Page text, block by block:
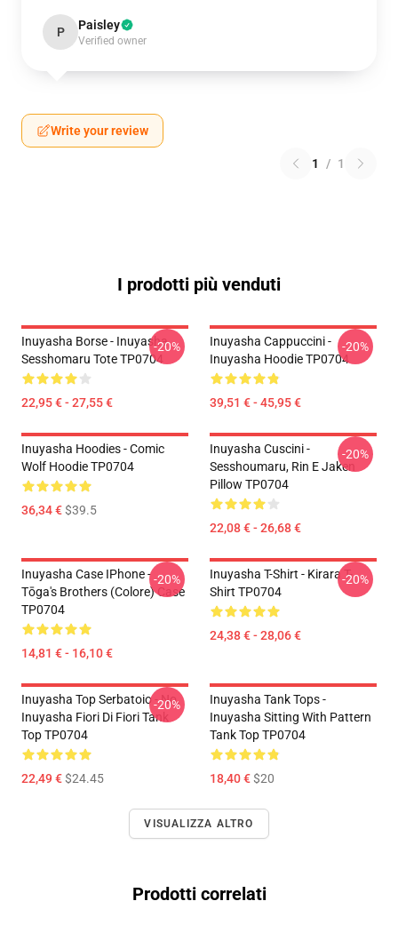
P Paisley
Verified owner
Write your review
1 / 1
I prodotti più venduti
Inuyasha Borse - Inuyasha
Sesshomaru Tote TP0704
22,95 € - 27,55 €
-20%
Inuyasha Cappuccini -
Inuyasha Hoodie TP0704
39,51 € - 45,95 €
-20%
Inuyasha Hoodies - Comic
Wolf Hoodie TP0704
36,34 €$39.5
Inuyasha Cuscini -
Sesshoumaru, Rin E Jaken
Pillow TP0704
22,08 € - 26,68 €
-20%
Inuyasha Case IPhone -
Tōga's Brothers (colore) Case
TP0704
14,81 € - 16,10 €
-20%
Inuyasha T-Shirt - Kirara T-
Shirt TP0704
24,38 € - 28,06 €
-20%
Inuyasha Top Serbatoio - No.
Inuyasha Fiori Di Fiori Tank
Top TP0704
22,49 €$24.45
-20%
Inuyasha Tank Tops -
Inuyasha Sitting With Pattern
Tank Top TP0704
18,40 €$20
VISUALIZZA ALTRO
Prodotti correlati